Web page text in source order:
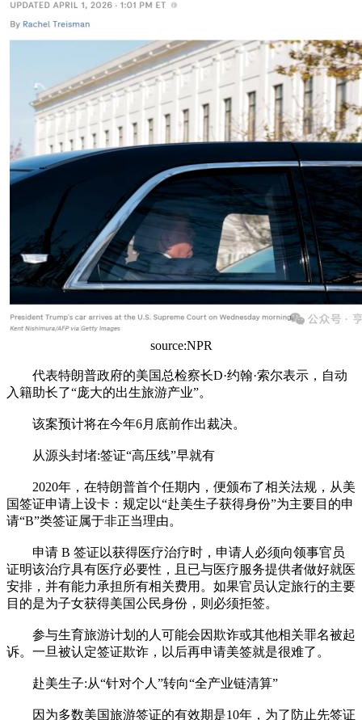
source:NPR
代表特朗普政府的美国总检察长D·约翰·索尔表示，自动
入籍助长了“庞大的出生旅游产业”。
该案预计将在今年6月底前作出裁决。
从源头封堵:签证“高压线”早就有
2020年，在特朗普首个任期内，便颁布了相关法规，从美
国签证申请上设卡：规定以“赴美生子获得身份”为主要目的申
请“B”类签证属于非正当理由。
申请 B 签证以获得医疗治疗时，申请人必须向领事官员
证明该治疗具有医疗必要性，且已与医疗服务提供者做好就医
安排，并有能力承担所有相关费用。如果官员认定旅行的主要
目的是为子女获得美国公民身份，则必须拒签。
参与生育旅游计划的人可能会因欺诈或其他相关罪名被起
诉。一旦被认定签证欺诈，以后再申请美签就是很难了。
赴美生子:从“针对个人”转向“全产业链清算”
因为多数美国旅游签证的有效期是10年，为了防止先签证